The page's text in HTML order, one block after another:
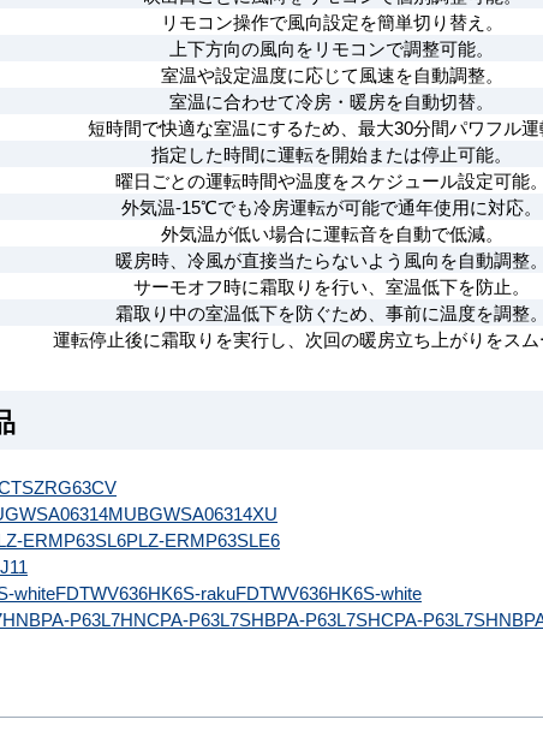
リモコン操作で風向設定を簡単切り替え。
上下方向の風向をリモコンで調整可能。
室温や設定温度に応じて風速を自動調整。
室温に合わせて冷房・暖房を自動切替。
短時間で快適な室温にするため、最大30分間パワフル
指定した時間に運転を開始または停止可能。
曜日ごとの運転時間や温度をスケジュール設定可能
外気温-15℃でも冷房運転が可能で通年使用に対応。
外気温が低い場合に運転音を自動で低減。
暖房時、冷風が直接当たらないよう風向を自動調整
サーモオフ時に霜取りを行い、室温低下を防止。
霜取り中の室温低下を防ぐため、事前に温度を調整
運転停止後に霜取りを実行し、次回の暖房立ち上がりをス
SZRG63CV
GWSA06314MUBGWSA06314XU
ERMP63SL6PLZ-ERMP63SLE6
whiteFDTWV636HK6S-rakuFDTWV636HK6S-white
PA-P63L7HNCPA-P63L7SHBPA-P63L7SHCPA-P63L7SHNB